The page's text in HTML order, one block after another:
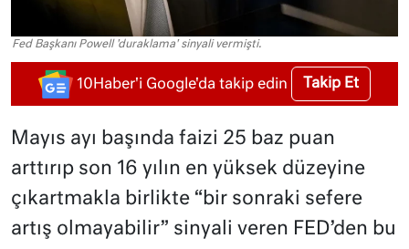
Fed Başkanı Powell 'duraklama' sinyali vermişti.
10Haber'i Google'da takip edin Takip Et
Mayıs ayı başında faizi 25 baz puan
arttırıp son 16 yılın en yüksek düzeyine
çıkartmakla birlikte “bir sonraki sefere
artış olmayabilir” sinyali veren FED’den bu